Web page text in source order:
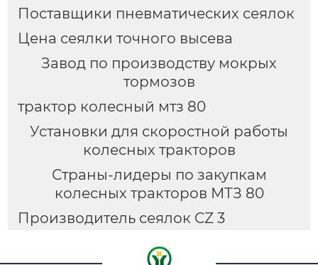
Поставщики пневматических сеялок
Цена сеялки точного высева
Завод по производству мокрых
тормозов
трактор колесный мтз 80
Установки для скоростной работы
колесных тракторов
Страны-лидеры по закупкам
колесных тракторов МТЗ 80
Производитель сеялок CZ 3